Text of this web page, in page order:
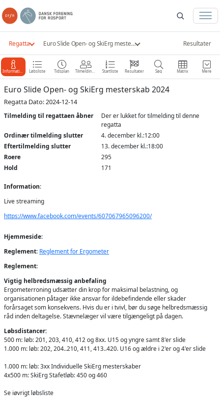
Regatta Resultater
Information Løbsliste Tidsplan Tilmeldinger Startliste Resultater Søg Matrix Mere
Euro Slide Open- og SkiErg mesterskab 2024
Regatta Dato: 2024-12-14
Tilmelding til regattaen åbner
Der er lukket for tilmelding til denne
regatta
Ordinær tilmelding slutter
4. december kl.:12:00
Eftertilmelding slutter
13. december kl.:18:00
Roere
295
Hold
171
Information:
Live streaming
https://www.facebook.com/events/607067965096200/
Hjemmeside:
Reglement: Reglement for Ergometer
Reglement:
Vigtig helbredsmæssig anbefaling
Ergometerroning udsætter din krop for maksimal belastning, og
organisationen påtager ikke ansvar for ildebefindende eller skader
forårsaget som konsekvens. Hvis du er i tvivl, bør du søge helbredsmæssig
råd inden deltagelse. Stævnelæger vil være tilgængeligt på dagen.
Løbsdistancer:
500 m: løb: 201, 203, 410, 412 og 8xx. U15 og yngre samt 8'er slide
1.000 m: løb: 202, 204..210, 411, 413..420. U16 og ældre i 2'er og 4'er slide
1.000 m: løb: 3xx Individuelle SkiErg mesterskaber
4x500 m: SkiErg Stafetløb: 450 og 460
Se iøvrigt løbsliste